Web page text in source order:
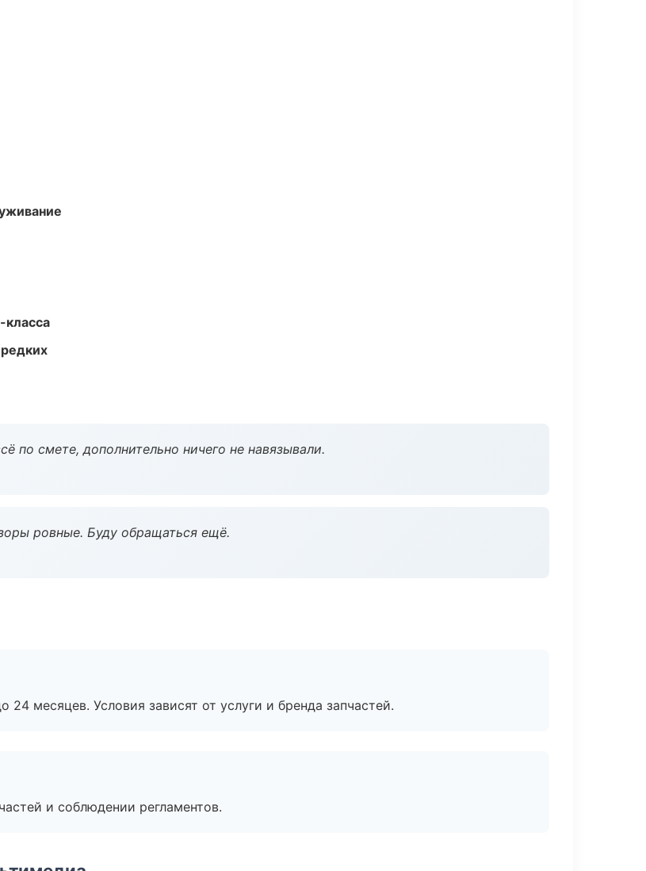
по смете, дополнительно ничего не навязывали.
ровные. Буду обращаться ещё.
месяцев. Условия зависят от услуги и бренда запчастей.
и соблюдении регламентов.